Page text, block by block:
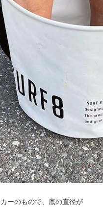
ーのもので、底の直径が